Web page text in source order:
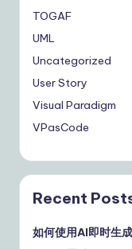
TOGAF
UML
Uncategorized
User Story
Visual Paradigm
VPasCode
Recent
如何使用AI即时生